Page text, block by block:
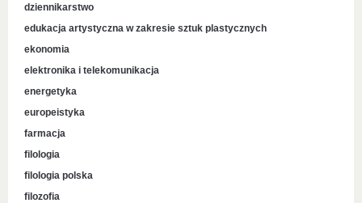
dziennikarstwo
edukacja artystyczna w zakresie sztuk plastycznych
ekonomia
elektronika i telekomunikacja
energetyka
europeistyka
farmacja
filologia
filologia polska
filozofia